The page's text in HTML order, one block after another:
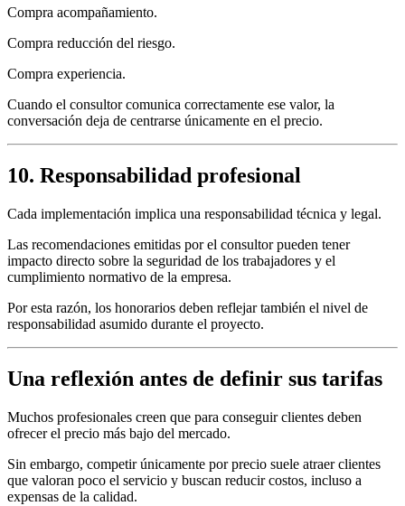
Compra acompañamiento.
Compra reducción del riesgo.
Compra experiencia.
Cuando el consultor comunica correctamente ese valor, la
conversación deja de centrarse únicamente en el precio.
10. Responsabilidad profesional
Cada implementación implica una responsabilidad técnica y legal.
Las recomendaciones emitidas por el consultor pueden tener
impacto directo sobre la seguridad de los trabajadores y el
cumplimiento normativo de la empresa.
Por esta razón, los honorarios deben reflejar también el nivel de
responsabilidad asumido durante el proyecto.
Una reflexión antes de definir sus tarifas
Muchos profesionales creen que para conseguir clientes deben
ofrecer el precio más bajo del mercado.
Sin embargo, competir únicamente por precio suele atraer clientes
que valoran poco el servicio y buscan reducir costos, incluso a
expensas de la calidad.